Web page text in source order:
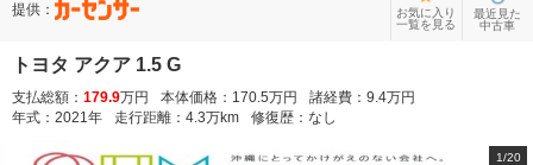
提供：
お気に入り
一覧を見る
最近見た
中古車
トヨタ アクア 1.5 G
支払総額： 179.9万円 本体価格： 170.5万円 諸経費： 9.4万円
年式： 2021年 走行距離： 4.3万km 修復歴： なし
1/20